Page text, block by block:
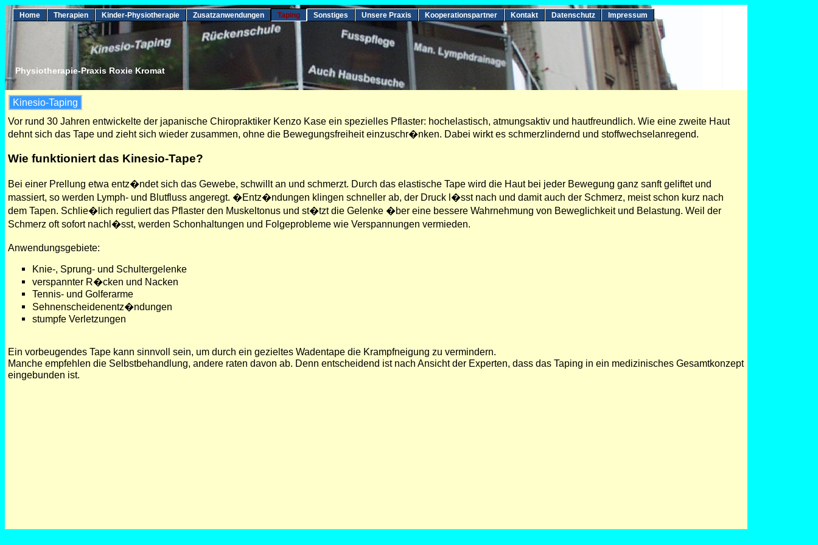
Home Therapien Kinder-Physiotherapie Zusatzanwendungen Taping Sonstiges Unsere Praxis Kooperationspartner Kontakt Datenschutz Impressum
Physiotherapie-Praxis Roxie Kromat
Kinesio-Taping
Vor rund 30 Jahren entwickelte der japanische Chiropraktiker Kenzo Kase ein spezielles Pflaster: hochelastisch, atmungsaktiv und hautfreundlich. Wie eine zweite Haut
dehnt sich das Tape und zieht sich wieder zusammen, ohne die Bewegungsfreiheit einzuschr�nken. Dabei wirkt es schmerzlindernd und stoffwechselanregend.
Wie funktioniert das Kinesio-Tape?
Bei einer Prellung etwa entz�ndet sich das Gewebe, schwillt an und schmerzt. Durch das elastische Tape wird die Haut bei jeder Bewegung ganz sanft geliftet und
massiert, so werden Lymph- und Blutfluss angeregt. �Entz�ndungen klingen schneller ab, der Druck l�sst nach und damit auch der Schmerz, meist schon kurz nach
dem Tapen. Schlie�lich reguliert das Pflaster den Muskeltonus und st�tzt die Gelenke �ber eine bessere Wahrnehmung von Beweglichkeit und Belastung. Weil der
Schmerz oft sofort nachl�sst, werden Schonhaltungen und Folgeprobleme wie Verspannungen vermieden.
Anwendungsgebiete:
Knie-, Sprung- und Schultergelenke
verspannter R�cken und Nacken
Tennis- und Golferarme
Sehnenscheidenentz�ndungen
stumpfe Verletzungen
Ein vorbeugendes Tape kann sinnvoll sein, um durch ein gezieltes Wadentape die Krampfneigung zu vermindern.
Manche empfehlen die Selbstbehandlung, andere raten davon ab. Denn entscheidend ist nach Ansicht der Experten, dass das Taping in ein medizinisches Gesamtkonzept
eingebunden ist.